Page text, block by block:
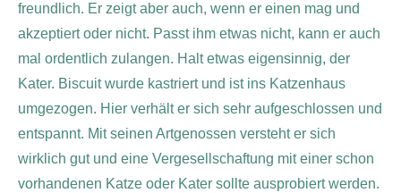
freundlich. Er zeigt aber auch, wenn er einen mag und
akzeptiert oder nicht. Passt ihm etwas nicht, kann er auch
mal ordentlich zulangen. Halt etwas eigensinnig, der
Kater. Biscuit wurde kastriert und ist ins Katzenhaus
umgezogen. Hier verhält er sich sehr aufgeschlossen und
entspannt. Mit seinen Artgenossen versteht er sich
wirklich gut und eine Vergesellschaftung mit einer schon
vorhandenen Katze oder Kater sollte ausprobiert werden.